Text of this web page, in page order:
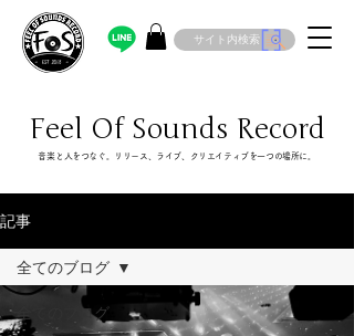
サイト内検索
Feel Of Sounds Record
​音楽と人をつなぐ。リリース、ライブ、クリエイティブを一つの場所に。
記事
全てのブログ
全てのブログ